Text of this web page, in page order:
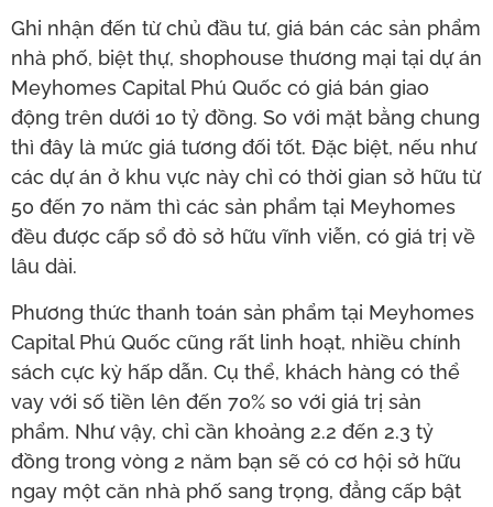
Ghi nhận đến từ chủ đầu tư, giá bán các sản phẩm
nhà phố, biệt thự, shophouse thương mại tại dự án
Meyhomes Capital Phú Quốc có giá bán giao
động trên dưới 10 tỷ đồng. So với mặt bằng chung
thì đây là mức giá tương đối tốt. Đặc biệt, nếu như
các dự án ở khu vực này chỉ có thời gian sở hữu từ
50 đến 70 năm thì các sản phẩm tại Meyhomes
đều được cấp sổ đỏ sở hữu vĩnh viễn, có giá trị về
lâu dài.
Phương thức thanh toán sản phẩm tại Meyhomes
Capital Phú Quốc cũng rất linh hoạt, nhiều chính
sách cực kỳ hấp dẫn. Cụ thể, khách hàng có thể
vay với số tiền lên đến 70% so với giá trị sản
phẩm. Như vậy, chỉ cần khoảng 2.2 đến 2.3 tỷ
đồng trong vòng 2 năm bạn sẽ có cơ hội sở hữu
ngay một căn nhà phố sang trọng, đẳng cấp bật